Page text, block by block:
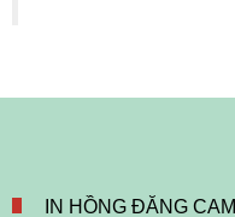
IN HỒNG ĐĂNG